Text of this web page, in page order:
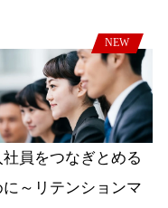
NEW
社員をつなぎとめる
に～リテンションマ